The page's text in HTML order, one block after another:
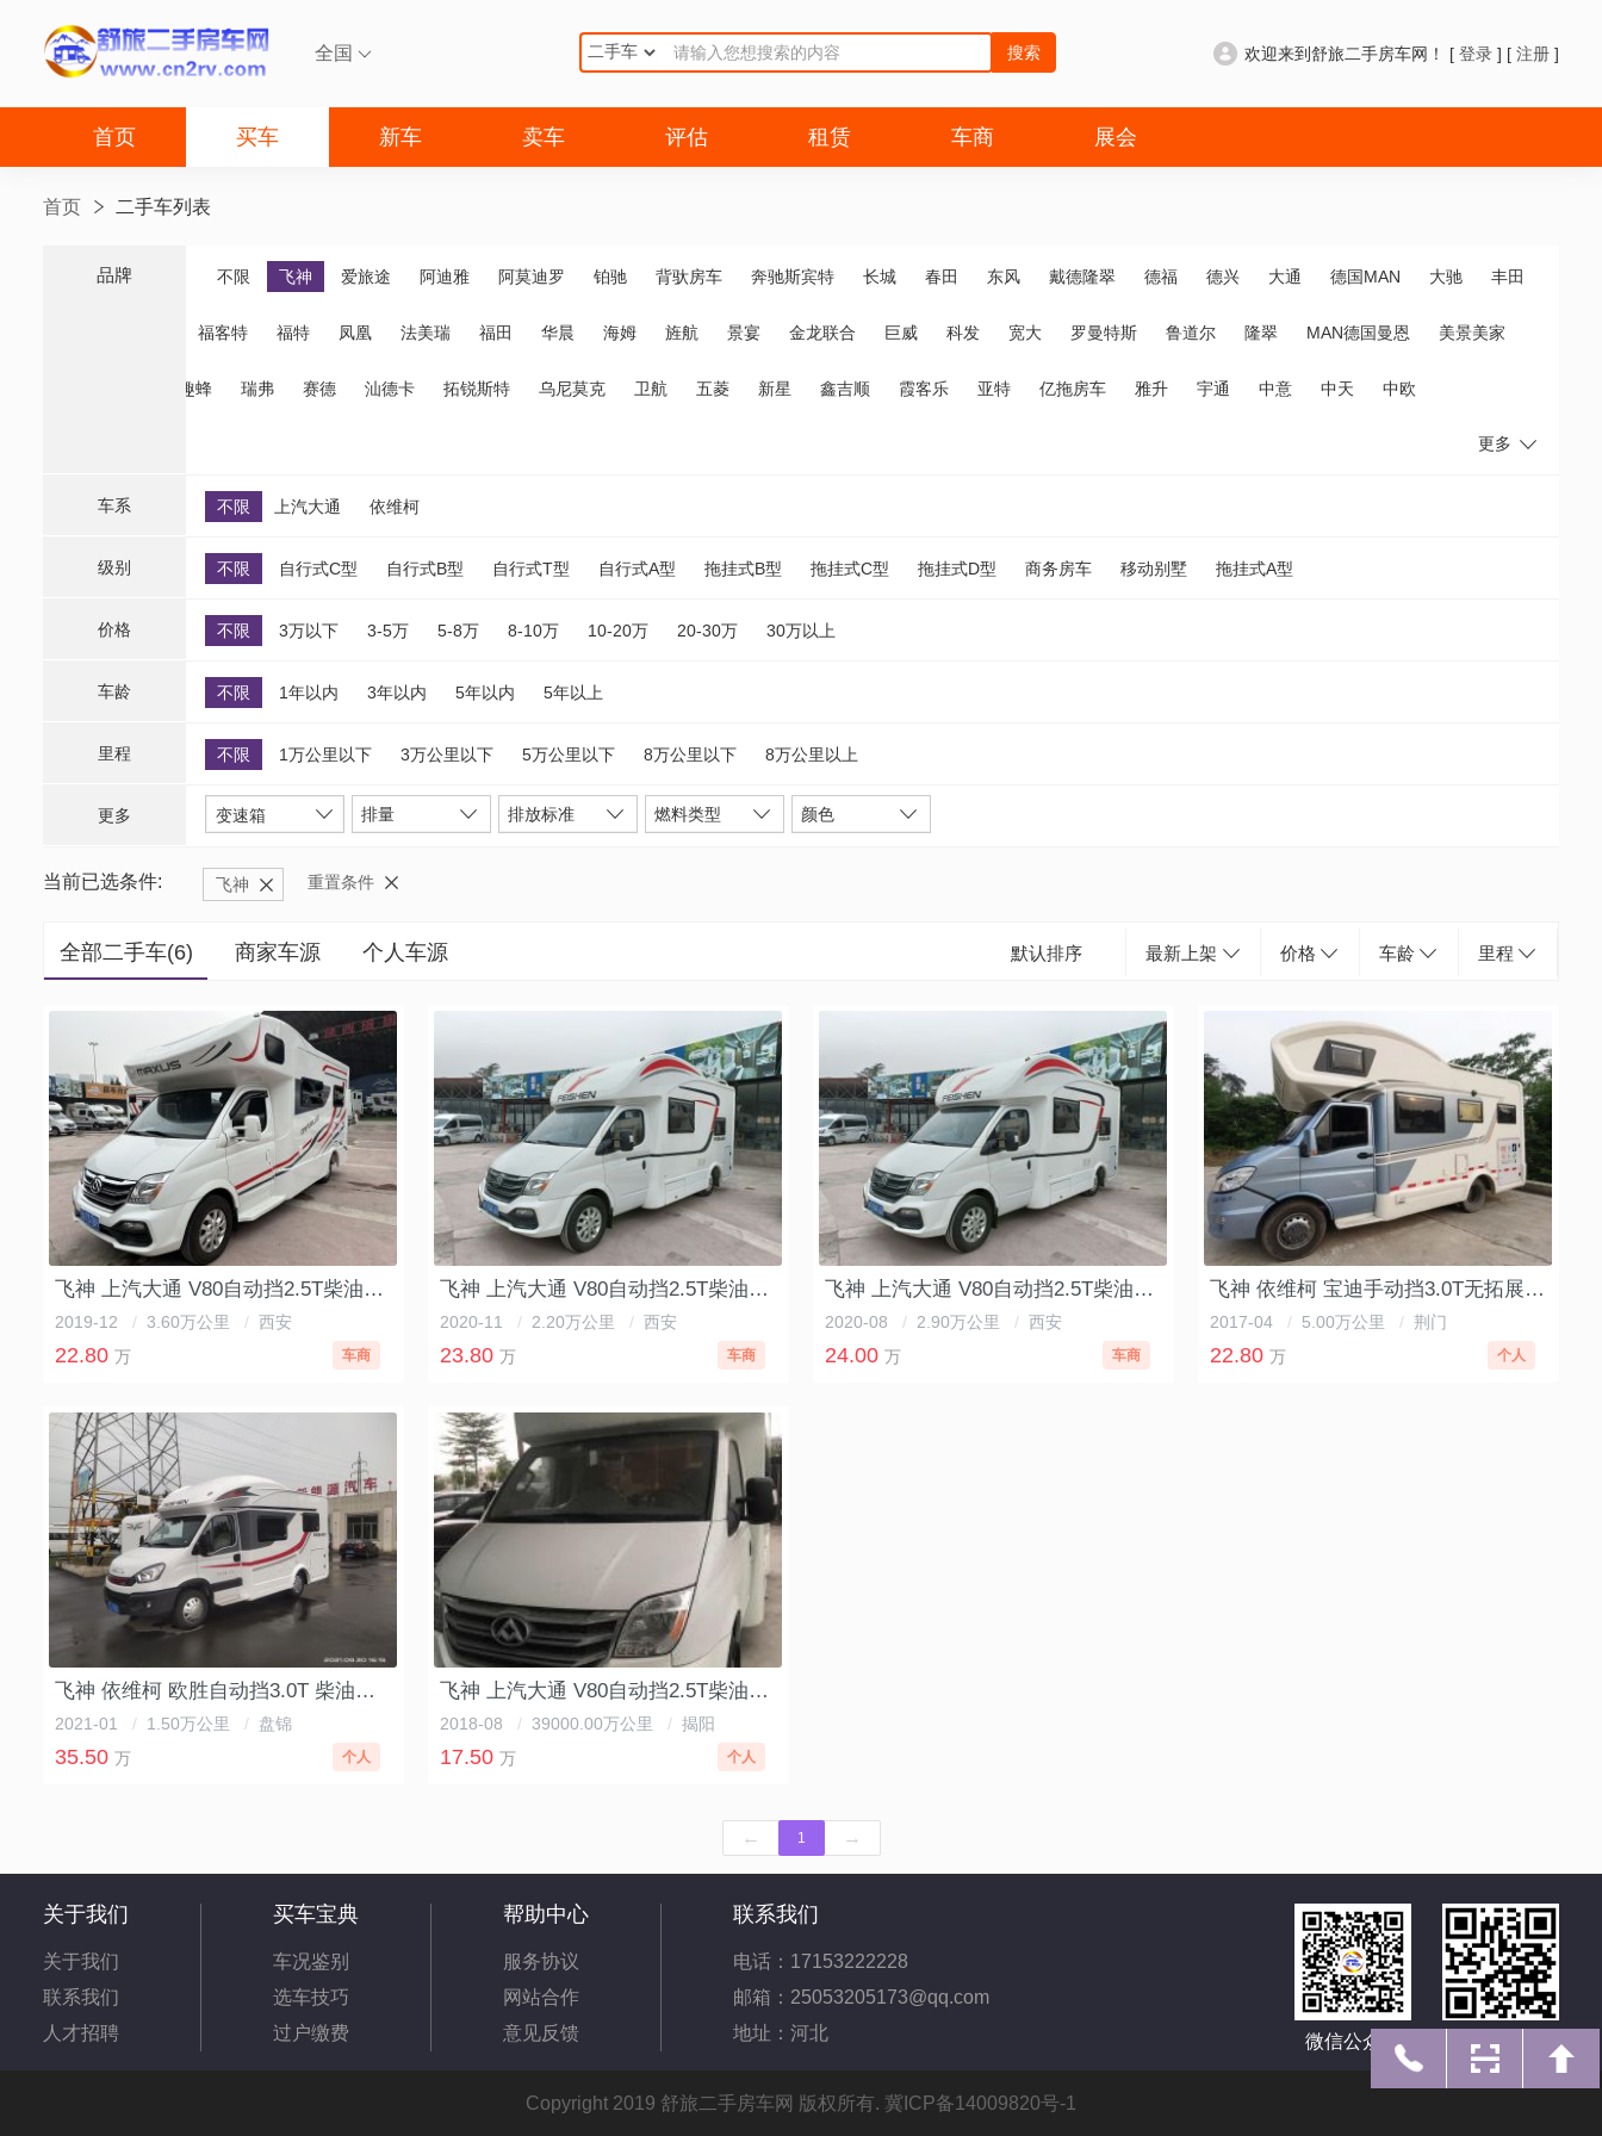
全国  搜索 欢迎来到舒旅二手房车网！ [ 登录 ] [ 注册 ]
首页 买车 新车 卖车 评估 租赁 车商 展会
首页 二手车列表
品牌 不限 飞神 爱旅途 阿迪雅 阿莫迪罗 铂驰 背驮房车 奔驰斯宾特 长城 春田 东风 戴德隆翠 德福 德兴 大通 德国MAN 大驰 丰田
福客特 福特 凤凰 法美瑞 福田 华晨 海姆 旌航 景宴 金龙联合 巨威 科发 宽大 罗曼特斯 鲁道尔 隆翠 MAN德国曼恩 美景美家
趣蜂 瑞弗 赛德 汕德卡 拓锐斯特 乌尼莫克 卫航 五菱 新星 鑫吉顺 霞客乐 亚特 亿拖房车 雅升 宇通 中意 中天 中欧
更多
品牌
车系 不限 上汽大通 依维柯
级别 不限 自行式C型 自行式B型 自行式T型 自行式A型 拖挂式B型 拖挂式C型 拖挂式D型 商务房车 移动别墅 拖挂式A型
价格 不限 3万以下 3-5万 5-8万 8-10万 10-20万 20-30万 30万以上
车龄 不限 1年以内 3年以内 5年以内 5年以上
里程 不限 1万公里以下 3万公里以下 5万公里以下 8万公里以下 8万公里以上
更多 变速箱 排量 排放标准 燃料类型 颜色
当前已选条件: 飞神 重置条件
全部二手车(6) 商家车源 个人车源 默认排序 最新上架 价格 车龄 里程
飞神 上汽大通 V80自动挡2.5T柴油C型房车
2019-12 / 3.60万公里 / 西安
22.80 万 车商
飞神 上汽大通 V80自动挡2.5T柴油T型房车
2020-11 / 2.20万公里 / 西安
23.80 万 车商
飞神 上汽大通 V80自动挡2.5T柴油T型房车
2020-08 / 2.90万公里 / 西安
24.00 万 车商
飞神 依维柯 宝迪手动挡3.0T无拓展房车
2017-04 / 5.00万公里 / 荆门
22.80 万 个人
飞神 依维柯 欧胜自动挡3.0T 柴油房车
2021-01 / 1.50万公里 / 盘锦
35.50 万 个人
飞神 上汽大通 V80自动挡2.5T柴油C型房车
2018-08 / 39000.00万公里 / 揭阳
17.50 万 个人
← 1 →
关于我们
关于我们
联系我们
人才招聘
买车宝典
车况鉴别
选车技巧
过户缴费
帮助中心
服务协议
网站合作
意见反馈
联系我们
电话：17153222228
邮箱：25053205173@qq.com
地址：河北
微信公众号 手机网址
Copyright 2019 舒旅二手房车网 版权所有. 冀ICP备14009820号-1